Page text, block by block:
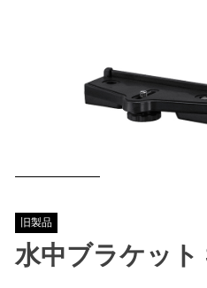
旧製品
水中ブラケット